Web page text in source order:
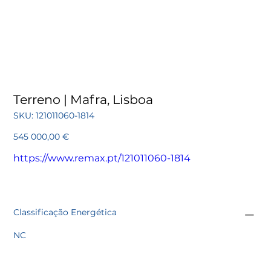
Terreno | Mafra, Lisboa
SKU: SKU
121011060-
121011060-1814
Preço
545 000,00 €
https://www.remax.pt/121011060-1814
Classificação Energética
NC